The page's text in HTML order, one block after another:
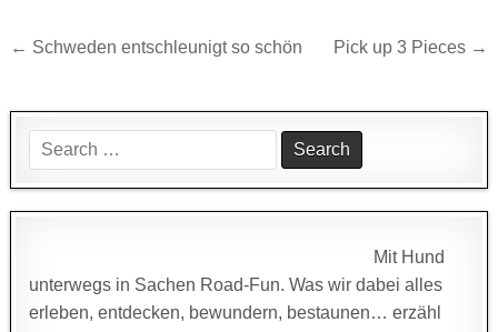
Beitragsnavigation
← Schweden entschleunigt so schön Pick up 3 Pieces →
Search
for:
Mit Hund
unterwegs in Sachen Road-Fun. Was wir dabei alles
erleben, entdecken, bewundern, bestaunen… erzähl